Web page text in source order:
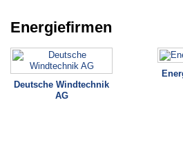
Energiefirmen
Deutsche Windtechnik
AG